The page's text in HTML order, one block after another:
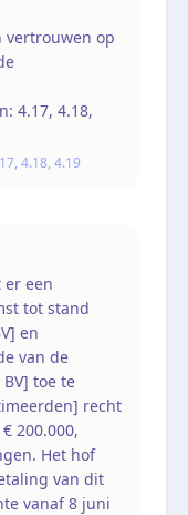
vertrouwen op
4.17, 4.18,
4.18, 4.19
er een
tot stand
en
van de
toe te
recht
200.000,
Het hof
van dit
vanaf 8 juni